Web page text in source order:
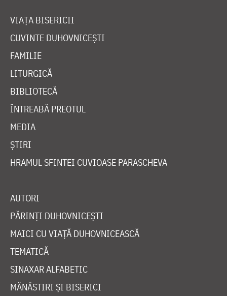
VIAȚA BISERICII
CUVINTE DUHOVNICEȘTI
FAMILIE
LITURGICĂ
BIBLIOTECĂ
ÎNTREABĂ PREOTUL
MEDIA
ȘTIRI
HRAMUL SFINTEI CUVIOASE PARASCHEVA
AUTORI
PĂRINȚI DUHOVNICEȘTI
MAICI CU VIAȚĂ DUHOVNICEASCĂ
TEMATICĂ
SINAXAR ALFABETIC
MĂNĂSTIRI ȘI BISERICI